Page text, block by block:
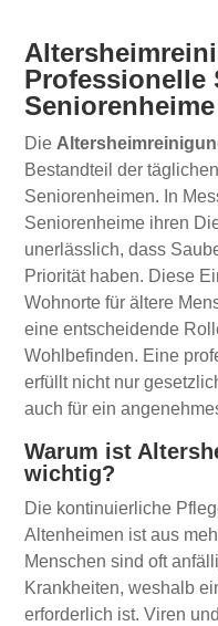
Professionelle
Seniorenheime
Die
Bestandteil der
Seniorenheimen. In
Seniorenheime ihren
unerlässlich, dass
Priorität haben. Diese
Wohnorte für ältere
eine entscheidende
Wohlbefinden. Eine
erfüllt nicht nur
auch für ein
Warum ist
wichtig?
Die kontinuierliche
Altenheimen ist aus
Menschen sind oft
Krankheiten, weshalb
erforderlich ist. Viren